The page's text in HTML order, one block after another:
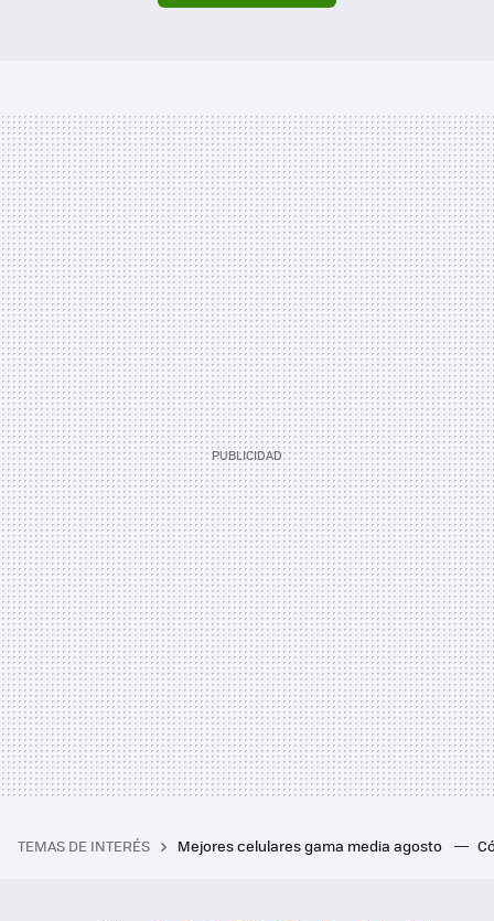
TEMAS DE INTERÉS Mejores celulares gama media agosto